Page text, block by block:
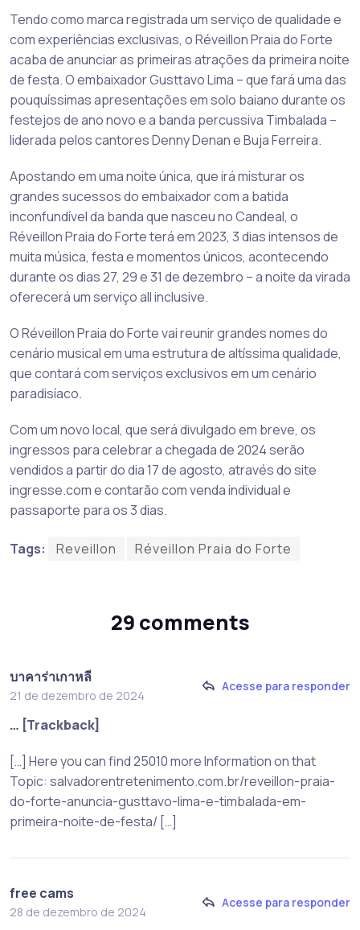
Tendo como marca registrada um serviço de qualidade e
com experiências exclusivas, o Réveillon Praia do Forte
acaba de anunciar as primeiras atrações da primeira noite
de festa. O embaixador Gusttavo Lima – que fará uma das
pouquíssimas apresentações em solo baiano durante os
festejos de ano novo e a banda percussiva Timbalada –
liderada pelos cantores Denny Denan e Buja Ferreira.
Apostando em uma noite única, que irá misturar os
grandes sucessos do embaixador com a batida
inconfundível da banda que nasceu no Candeal, o
Réveillon Praia do Forte terá em 2023, 3 dias intensos de
muita música, festa e momentos únicos, acontecendo
durante os dias 27, 29 e 31 de dezembro – a noite da virada
oferecerá um serviço all inclusive.
O Réveillon Praia do Forte vai reunir grandes nomes do
cenário musical em uma estrutura de altíssima qualidade,
que contará com serviços exclusivos em um cenário
paradisíaco.
Com um novo local, que será divulgado em breve, os
ingressos para celebrar a chegada de 2024 serão
vendidos a partir do dia 17 de agosto, através do site
ingresse.com e contarão com venda individual e
passaporte para os 3 dias.
Tags: Reveillon Réveillon Praia do Forte
29 comments
บาคาร่าเกาหลี
21 de dezembro de 2024
Acesse para responder
… [Trackback]
[…] Here you can find 25010 more Information on that
Topic: salvadorentretenimento.com.br/reveillon-praia-
do-forte-anuncia-gusttavo-lima-e-timbalada-em-
primeira-noite-de-festa/ […]
free cams
28 de dezembro de 2024
Acesse para responder